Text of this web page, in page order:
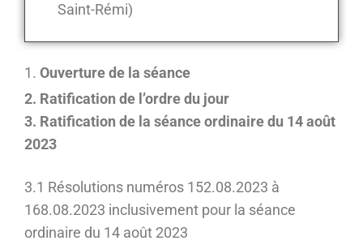
Saint-Rémi)
Ouverture de la séance
2. Ratification de l’ordre du jour
3. Ratification de la séance ordinaire du 14 août
2023
3.1 Résolutions numéros 152.08.2023 à
168.08.2023 inclusivement pour la séance
ordinaire du 14 août 2023